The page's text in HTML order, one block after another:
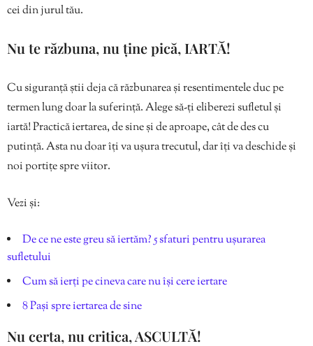
cei din jurul tău.
Nu te răzbuna, nu ține pică, IARTĂ!
Cu siguranță știi deja că răzbunarea și resentimentele duc pe
termen lung doar la suferință. Alege să-ți eliberezi sufletul și
iartă! Practică iertarea, de sine și de aproape, cât de des cu
putință. Asta nu doar îți va ușura trecutul, dar îți va deschide și
noi portițe spre viitor.
Vezi și:
De ce ne este greu să iertăm? 5 sfaturi pentru ușurarea
sufletului
Cum să ierți pe cineva care nu își cere iertare
8 Pași spre iertarea de sine
Nu certa, nu critica, ASCULTĂ!